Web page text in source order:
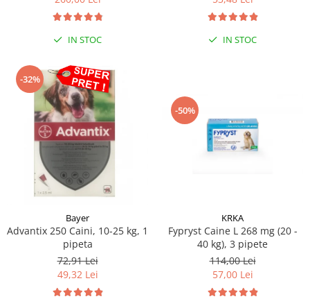
Sampoane si Balsamuri
Servetele Umede
Covorase absorbante
Igiena Catel
Igiena Interior
Perii si descalcitoare caini
Solutii Atractante si repelente
Custi transport - Pisici
Paturi, perne si cosuri pentru pisici
Recompense Delicioase
IN STOC IN STOC
-32%
Bayer
Advantix 250 Caini, 10-25 kg, 1
pipeta
72,91 Lei
49,32 Lei
-50%
KRKA
Fypryst Caine L 268 mg (20 -
40 kg), 3 pipete
114,00 Lei
57,00 Lei